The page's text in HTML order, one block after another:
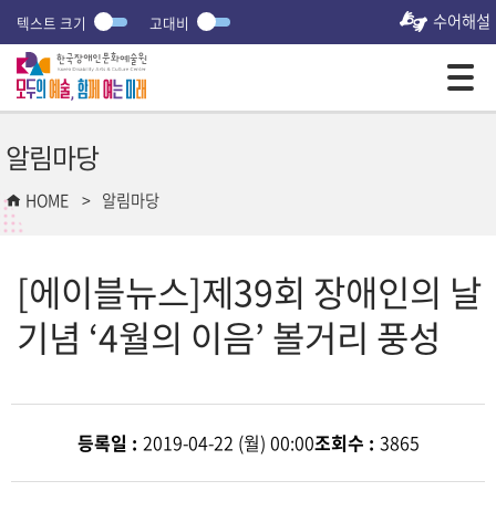
텍스트 크기 고대비 수어해설
알림마당
HOME 알림마당
[에이블뉴스]제39회 장애인의 날
기념 ‘4월의 이음’ 볼거리 풍성
등록일 : 2019-04-22 (월) 00:00조회수 : 3865